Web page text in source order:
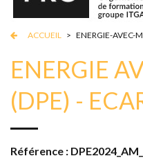
ACCUEIL > ENERGIE-AVEC-
ENERGIE
(DPE) -
Référence :